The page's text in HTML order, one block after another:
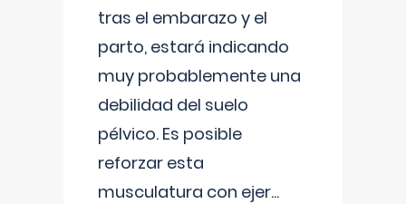
tras el embarazo y el
parto, estará indicando
muy probablemente una
debilidad del suelo
pélvico. Es posible
reforzar esta
musculatura con ejer...